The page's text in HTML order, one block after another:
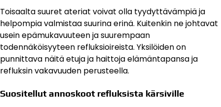
Toisaalta suuret ateriat voivat olla tyydyttävämpiä ja
helpompia valmistaa suurina erinä. Kuitenkin ne johtavat
usein epämukavuuteen ja suurempaan
todennäköisyyteen refluksioireista. Yksilöiden on
punnittava näitä etuja ja haittoja elämäntapansa ja
refluksin vakavuuden perusteella.
Suositellut annoskoot refluksista kärsiville